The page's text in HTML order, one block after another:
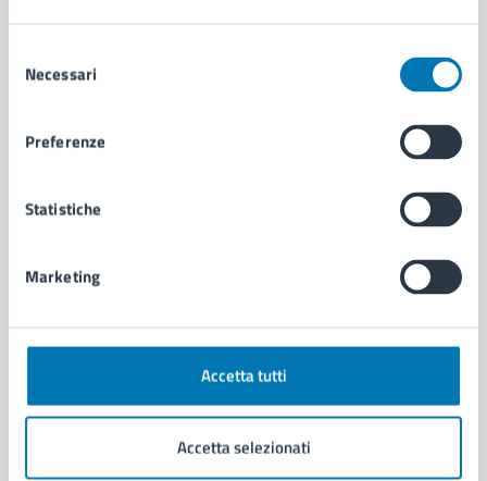
delNecessari
Preferenze
Statistiche
Marketing
Accetta tutti
Accetta selezionati
Uffici
Personale amministrativo
Intranet, posta aziendale e protocollo
CATEGORIE DI SERVIZIO
Documenti e certificati
Educazione e formazione
Giustizia e sicurezza pubblica